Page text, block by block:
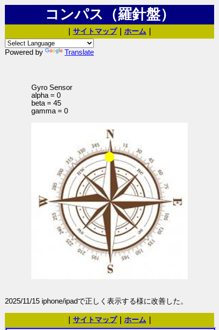
コンパス（羅針盤）
サイトマップ｜ ホーム
Powered by Translate
Gyro Sensor
alpha = 0
beta = 45
gamma = 0
2025/11/15 iphone/ipadで正しく表示する様に改善した。
サイトマップ｜ ホーム